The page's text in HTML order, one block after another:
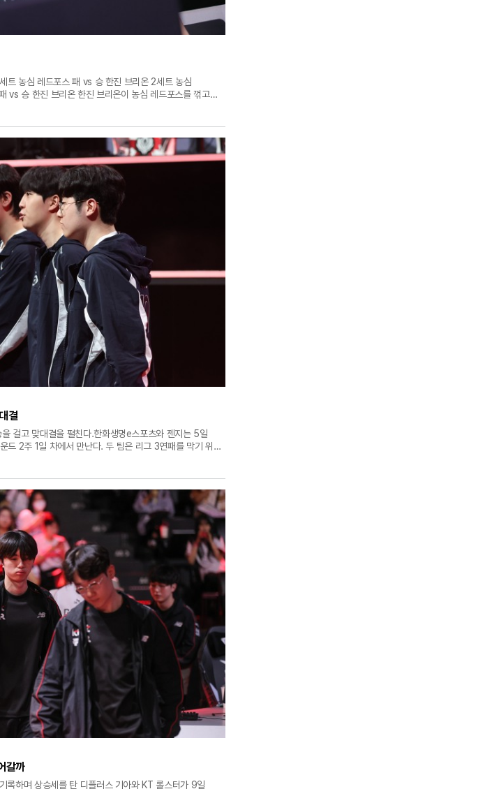
농심 레드포스 패 vs 승 한진 브리온 2세트 농심
vs 승 한진 브리온 한진 브리온이 농심 레드포스를 꺾고
울 롤파크 LCK 아레나에서 열린 LCK 3라운드 농심과의
결
걸고 맞대결을 펼친다.한화생명e스포츠와 젠지는 5일
2주 1일 차에서 만난다. 두 팀은 리그 3연패를 막기 위한
운드를 1위로 마친 한화생명은 LCK 3라운드 1주 차에서
끝에 패하며 2연패를 기록했다. MSI 우승으로 획득한
요하다. 젠지 역시 3라운드 1주 차에 T1과 디플러스 기아를 상대
갈까
하며 상승세를 탄 디플러스 기아와 KT 롤스터가 9일